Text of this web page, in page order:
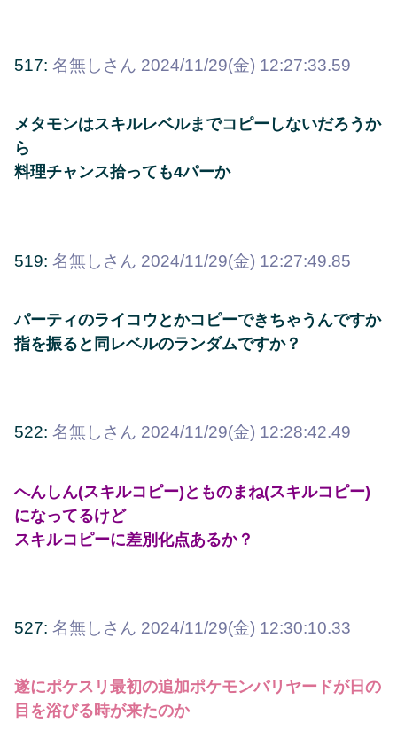
517: 名無しさん 2024/11/29(金) 12:27:33.59
メタモンはスキルレベルまでコピーしないだろうか
ら
料理チャンス拾っても4パーか
519: 名無しさん 2024/11/29(金) 12:27:49.85
パーティのライコウとかコピーできちゃうんですか
指を振ると同レベルのランダムですか？
522: 名無しさん 2024/11/29(金) 12:28:42.49
へんしん(スキルコピー)とものまね(スキルコピー)
になってるけど
スキルコピーに差別化点あるか？
527: 名無しさん 2024/11/29(金) 12:30:10.33
遂にポケスリ最初の追加ポケモンバリヤードが日の
目を浴びる時が来たのか